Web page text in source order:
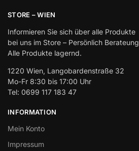
STORE – WIEN
Informieren Sie sich über alle Produkte
bei uns im Store – Persönlich Berateung
Alle Produkte lagernd.
1220 Wien, Langobardenstraße 32
Mo-Fr 8:30 bis 17:00 Uhr
Tel: 0699 117 183 47
INFORMATION
Mein Konto
Impressum